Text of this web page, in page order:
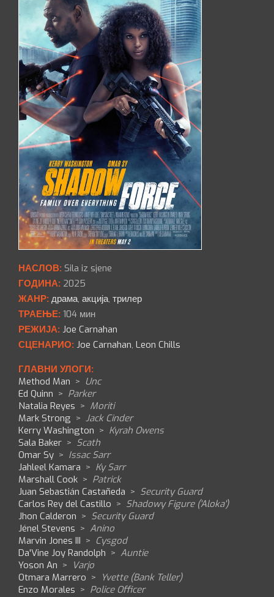
НАСЛОВ: Sila iz sjene
ГОДИНА: 2025
ЖАНР: драма, акција, трилер
ТРАЕЊЕ: 104 мин
РЕЖИЈА: Joe Carnahan
СЦЕНАРИО: Joe Carnahan, Leon Chills
ГЛАВНИ УЛОГИ:
Method Man > Unc
Ed Quinn > Parker
Natalia Reyes > Moriti
Mark Strong > Jack Cinder
Kerry Washington > Kyrah Owens
Sala Baker > Scath
Omar Sy > Issac Sarr
Jahleel Kamara > Ky Sarr
Marshall Cook > Patrick
Juan Sebastián Castañeda > Security Guard
Carlos Rey del Castillo > Shadowy Figure ('Aloka')
Jhon Calderon > Security Guard
Jénel Stevens > Anino
Marvin Jones III > Cysgod
Da'Vine Joy Randolph > Auntie
Yoson An > Varjo
Otmara Marrero > Yvette (Bank Teller)
Enzo Morales > Police Officer